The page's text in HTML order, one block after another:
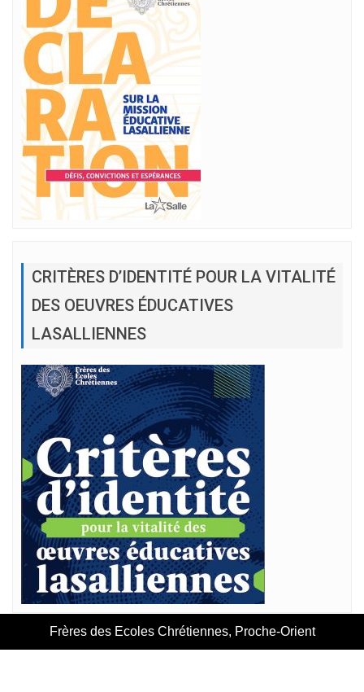
CRITÈRES D’IDENTITÉ POUR LA VITALITÉ
DES OEUVRES ÉDUCATIVES
LASALLIENNES
Frères des Ecoles Chrétiennes, Proche-Orient